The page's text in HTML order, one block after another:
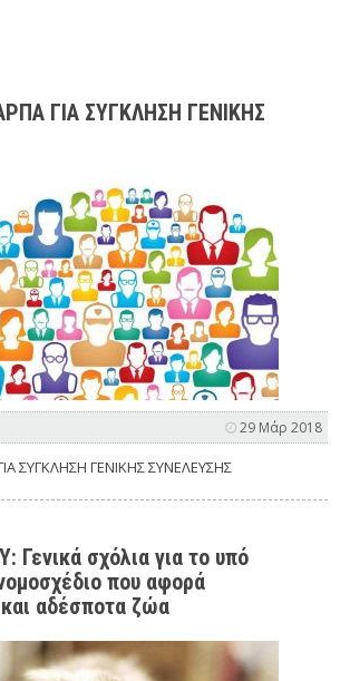
ΓΙΑ ΣΥΓΚΛΗΣΗ ΓΕΝΙΚΗΣ
29 Μάρ 2018
ΣΥΓΚΛΗΣΗ ΓΕΝΙΚΗΣ ΣΥΝΕΛΕΥΣΗΣ
Γενικά σχόλια για το υπό
που αφορά
αδέσποτα ζώα